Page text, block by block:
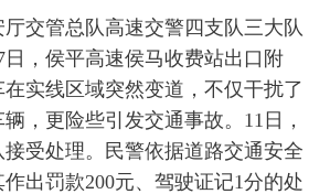
管总队高速交警四支队三大队
，侯平高速侯马收费站出口附
实线区域突然变道，不仅干扰了
，更险些引发交通事故。11日，
受处理。民警依据道路交通安全
出罚款200元、驾驶证记1分的处